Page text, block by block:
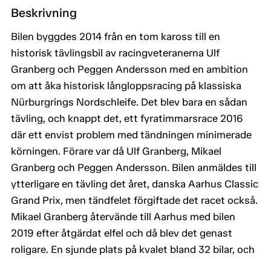
Beskrivning
Bilen byggdes 2014 från en tom kaross till en
historisk tävlingsbil av racingveteranerna Ulf
Granberg och Peggen Andersson med en ambition
om att åka historisk långloppsracing på klassiska
Nürburgrings Nordschleife. Det blev bara en sådan
tävling, och knappt det, ett fyratimmarsrace 2016
där ett envist problem med tändningen minimerade
körningen. Förare var då Ulf Granberg, Mikael
Granberg och Peggen Andersson. Bilen anmäldes till
ytterligare en tävling det året, danska Aarhus Classic
Grand Prix, men tändfelet förgiftade det racet också.
Mikael Granberg återvände till Aarhus med bilen
2019 efter åtgärdat elfel och då blev det genast
roligare. En sjunde plats på kvalet bland 32 bilar, och